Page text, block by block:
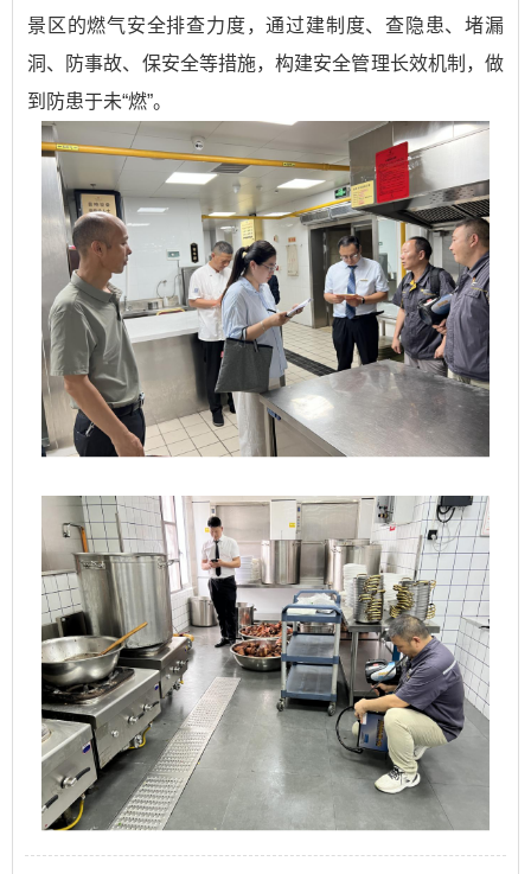
景区的燃气安全排查力度，通过建制度、查隐患、堵漏
洞、防事故、保安全等措施，构建安全管理长效机制，做
到防患于未“燃”。